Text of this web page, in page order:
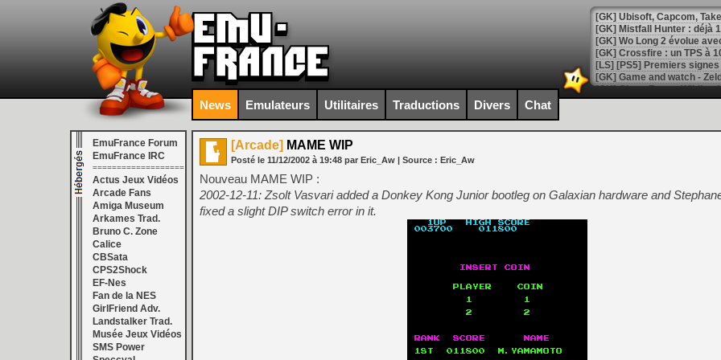
[GK] Mistfall Hunter : déjà
[GK] Wo Long 2 évolue
[GK] Crossfire : un TPS à
[LS] [PS5] Premiers
[Mo5] DOOM arrive en
[GK] Bethesda fête les 30
[GK] Roblox : l'action en
[GK] Agenda - GeForce
[LS] [PS5] ps5-y2jb-
[GK] Pourquoi Marvel
[GK] Test : Restory : Chill
[GK] GTA 6 : Rockstar
[GK] Hot Wheels Infinite
[GK] Mémoire cash -
[GK] Résultats Nintendo :
News Emulateurs Utilitaires Traductions Divers Chat
EmuFrance Forum
EmuFrance IRC
===================
Actus Jeux Vidéos
Arcade Fans
Amiga Museum
Arkames Trad.
Bruno C. Zone
Calice
CBSata
CPS2Shock
EF-Nes
Fan de la NES
GirlFriend Adv.
Landstalker Trad.
Musée Jeux Vidéos
SMS Power
[Arcade] MAME WIP
Posté le 11/12/2002 à 19:48 par Eric_Aw | Source : Eric_Aw
Nouveau MAME WIP :
2002-12-11: Zsolt Vasvari added a Donkey Kong Junior bootleg on Galaxian hardware and
fixed a slight DIP switch error in it.